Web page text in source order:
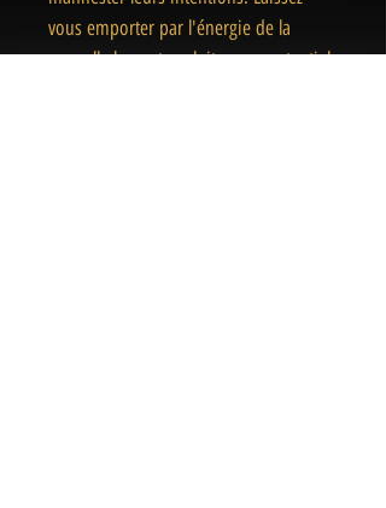
vous emporter par l'énergie de la
nouvelle lune et exploitez son potentiel